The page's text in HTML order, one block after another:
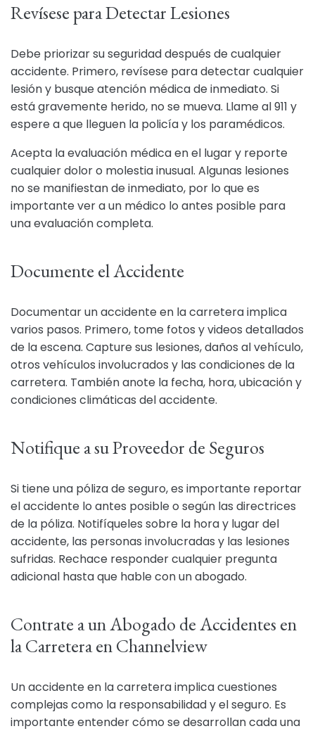
Revísese para Detectar Lesiones
Debe priorizar su seguridad después de cualquier
accidente. Primero, revísese para detectar cualquier
lesión y busque atención médica de inmediato. Si
está gravemente herido, no se mueva. Llame al 911 y
espere a que lleguen la policía y los paramédicos.
Acepta la evaluación médica en el lugar y reporte
cualquier dolor o molestia inusual. Algunas lesiones
no se manifiestan de inmediato, por lo que es
importante ver a un médico lo antes posible para
una evaluación completa.
Documente el Accidente
Documentar un accidente en la carretera implica
varios pasos. Primero, tome fotos y videos detallados
de la escena. Capture sus lesiones, daños al vehículo,
otros vehículos involucrados y las condiciones de la
carretera. También anote la fecha, hora, ubicación y
condiciones climáticas del accidente.
Notifique a su Proveedor de Seguros
Si tiene una póliza de seguro, es importante reportar
el accidente lo antes posible o según las directrices
de la póliza. Notifíqueles sobre la hora y lugar del
accidente, las personas involucradas y las lesiones
sufridas. Rechace responder cualquier pregunta
adicional hasta que hable con un abogado.
Contrate a un Abogado de Accidentes en
la Carretera en Channelview
Un accidente en la carretera implica cuestiones
complejas como la responsabilidad y el seguro. Es
importante entender cómo se desarrollan cada una